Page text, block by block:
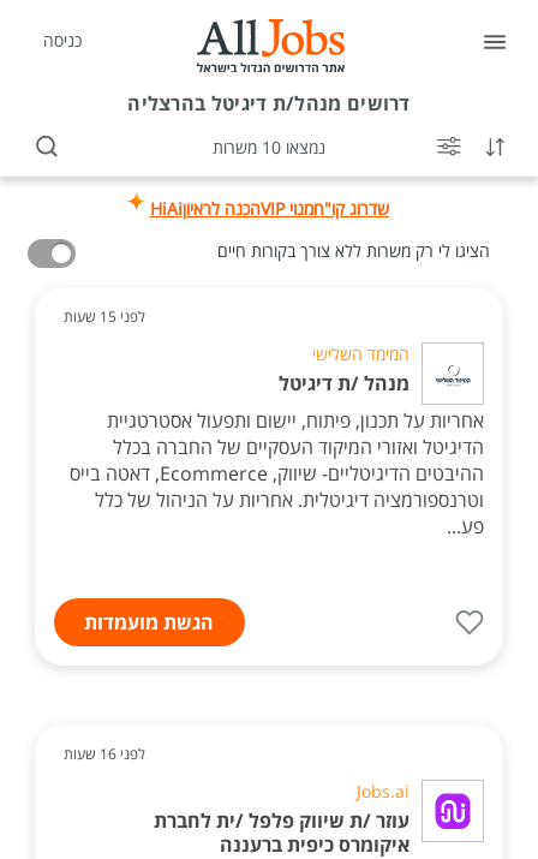
כניסה
דרושים מנהל/ת דיגיטל בהרצליה
נמצאו 10 משרות
שדרוג קו"חמנוי VIP הכנה לראיוןHiAi
הציגו לי רק משרות ללא צורך בקורות חיים
לפני 15 שעות
המימד השלישי
מנהל /ת דיגיטל
אחריות על תכנון, פיתוח, יישום ותפעול אסטרטגיית
הדיגיטל ואזורי המיקוד העסקיים של החברה בכלל
ההיבטים הדיגיטליים- שיווק, Ecommerce, דאטה בייס
וטרנספורמציה דיגיטלית. אחריות על הניהול של כלל
פע...
הגשת מועמדות
לפני 16 שעות
Jobs.ai
עוזר /ת שיווק פלפל /ית לחברת
איקומרס כיפית ברעננה